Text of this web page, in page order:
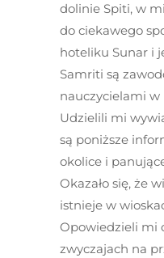
dolinie Spiti, w
do ciekawego
hoteliku Sunar i
Samriti są
nauczycielami w
Udzielili mi
są poniższe
okolice i
Okazało się, że
istnieje w
Opowiedzieli mi
zwyczajach na